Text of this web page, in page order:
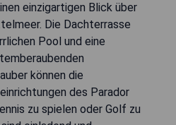
einzigartigen Blick über
Die Dachterrasse
Pool und eine
können die
des Parador
zu spielen oder Golf zu